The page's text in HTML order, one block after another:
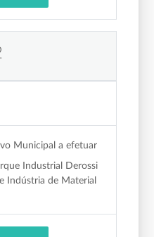
Municipal a efetuar
Industrial Derossi
Indústria de Material